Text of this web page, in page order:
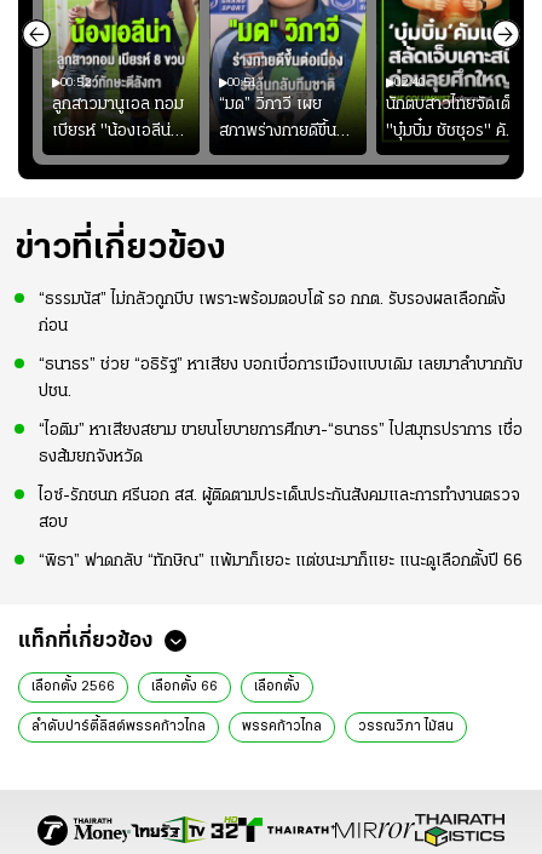
00:52
ลูกสาวมานูเอล ทอม
เบียรห์ "น้องเอลีน่า"
วัย 8 ขวบ โชว์ตี
ลังกาสุดพริ้ว
00:51
“มด” วิภาวี เผย
สภาพร่างกายดีขึ้น
อย่างต่อเนื่อง พร้อม
พยายามลงสนามให้
ความมั่นใจ
02:40
นักตบสาวไทยจัดเต็ม
"บุ๋มบิ๋ม ชัชชุอร" คัม
แบ็ก ศึก" SEA V
CUP 2026" เลก
ข่าวที่เกี่ยวข้อง
“ธรรมนัส” ไม่กลัวถูกบีบ เพราะพร้อมตอบโต้ รอ กกต. รับรองผลเลือกตั้ง
ก่อน
“ธนาธร” ช่วย “อธิรัฐ” หาเสียง บอกเบื่อการเมืองแบบเดิม เลยมาลำบากกับ
ปชน.
“ไอติม” หาเสียงสยาม ขายนโยบายการศึกษา-“ธนาธร” ไปสมุทรปราการ เชื่อ
ธงส้มยกจังหวัด
ไอซ์-รักชนก ศรีนอก สส. ผู้ติดตามประเด็นประกันสังคมและการทำงานตรวจ
สอบ
“พิธา” ฟาดกลับ “ทักษิณ” แพ้มาก็เยอะ แต่ชนะมาก็แยะ แนะดูเลือกตั้งปี 66
แท็กที่เกี่ยวข้อง
เลือกตั้ง 2566 เลือกตั้ง 66 เลือกตั้ง
ลำดับปาร์ตี้ลิสต์พรรคก้าวไกล พรรคก้าวไกล วรรณวิภา ไม้สน
ข่าวการเมือง ข่าวการเมืองวันนี้ ข่าววันนี้